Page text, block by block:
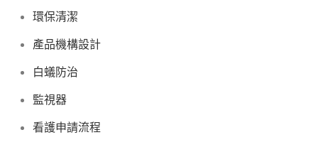
環保清潔
產品機構設計
白蟻防治
監視器
看護申請流程